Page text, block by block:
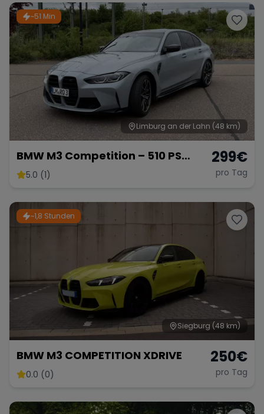
~51 Min
Limburg an der Lahn (48 km)
BMW M3 Competition – 510 PS
Sportlimousine
5.0 (1)
299€
pro Tag
~1,8 Stunden
Siegburg (48 km)
BMW M3 COMPETITION XDRIVE
0.0 (0)
250€
pro Tag